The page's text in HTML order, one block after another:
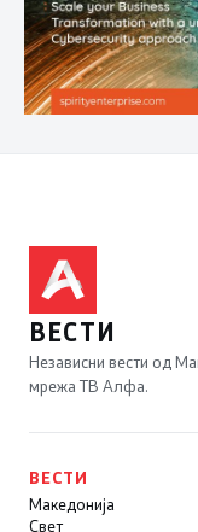
ВЕСТИ
Независни вести од
мрежа ТВ Алфа.
ВЕСТИ
Македонија
Свет